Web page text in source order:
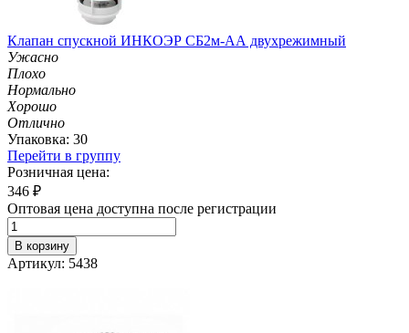
Клапан спускной ИНКОЭР СБ2м-АА двухрежимный
Ужасно
Плохо
Нормально
Хорошо
Отлично
Упаковка: 30
Перейти в группу
Розничная цена:
346 ₽
Оптовая цена доступна после регистрации
В корзину
Артикул: 5438